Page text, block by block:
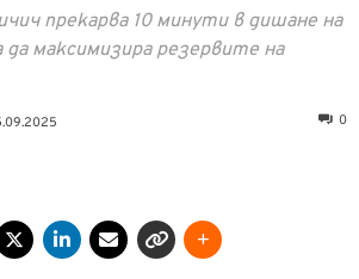
прекарва 10 минути в дишане на
да максимизира резервите на
0